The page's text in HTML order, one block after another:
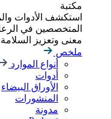
مكتبة
استكشف الأدوات
المتخصصين في
معنى وتعزيز
ملخص
أنواع الموارد
أدوات
الأوراق البيضاء
المنشورات
مدونة